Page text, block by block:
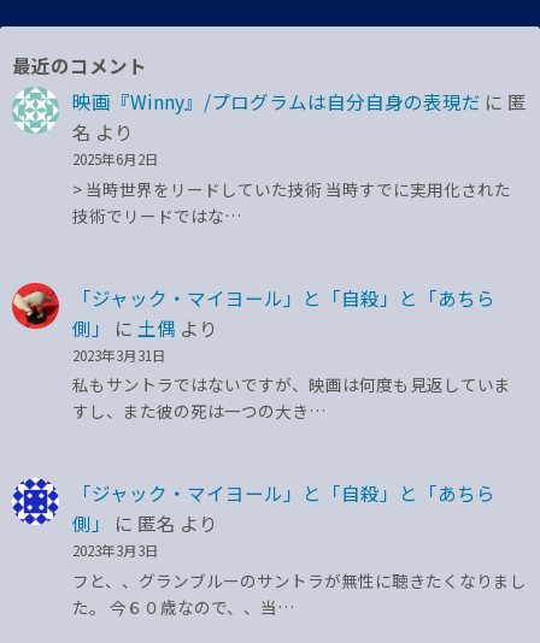
最近のコメント
映画『Winny』/プログラムは自分自身の表現だ に 匿
名 より
2025年6月2日
> 当時世界をリードしていた技術 当時すでに実用化された
技術でリードではな…
「ジャック・マイヨール」と「自殺」と「あちら
側」
に 土偶 より
2023年3月31日
私もサントラではないですが、映画は何度も見返していま
すし、また彼の死は一つの大き…
「ジャック・マイヨール」と「自殺」と「あちら
側」
に 匿名 より
2023年3月3日
フと、、グランブルーのサントラが無性に聴きたくなりまし
た。 今６０歳なので、、当…